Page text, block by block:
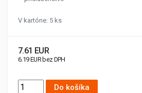
V kartóne: 5 ks
7.61 EUR
6.19 EUR bez DPH
Do košíka